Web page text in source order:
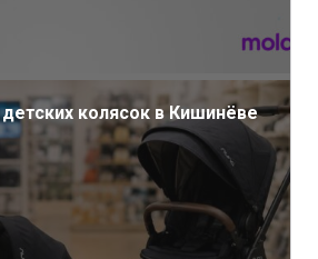
колясок в Кишинёве